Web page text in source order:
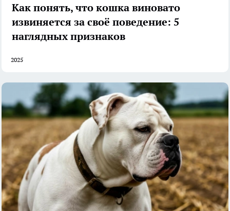
Как понять, что кошка виновато
извиняется за своё поведение: 5
наглядных признаков
2025